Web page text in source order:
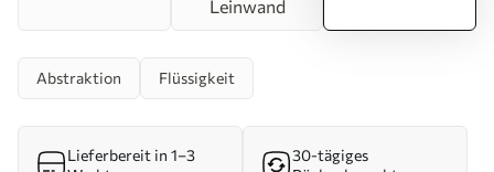
Leinwand
Abstraktion Flüssigkeit
Lieferbereit in 1–3
30-tägiges